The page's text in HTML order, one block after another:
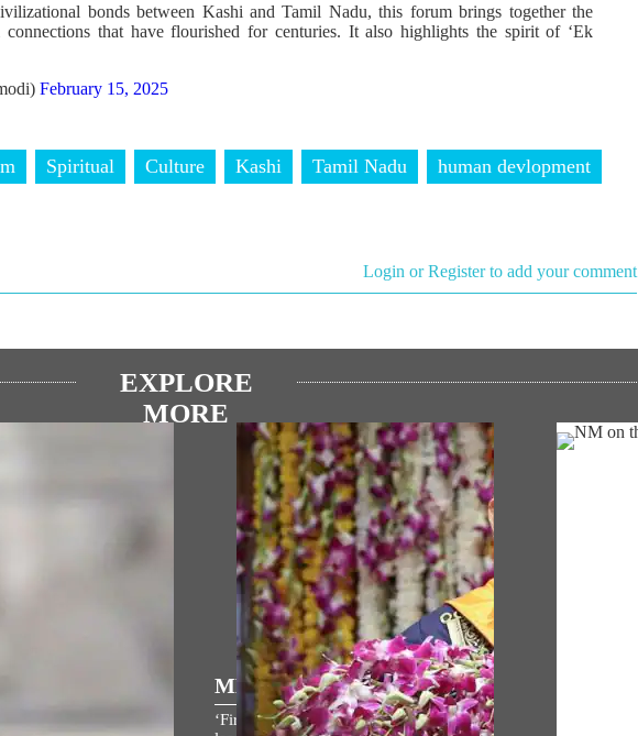
bonds between Kashi and Tamil Nadu, this forum brings together the
that have flourished for centuries. It also highlights the spirit of ‘Ek
February 15, 2025
Spiritual Culture Kashi Tamil Nadu human devlopment
Login or Register to add your comment
EXPLORE
MORE
ମନ୍ଦିର ଧ୍ଵଜାରୋହଣ
MEDIA COVERAGE
‘First in my bloodline’ to ‘life’s not a